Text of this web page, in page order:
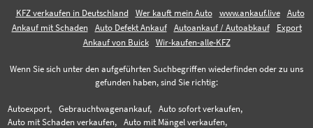
KFZ verkaufen in Deutschland Wer kauft mein Auto www.ankauf.live
Auto
Ankauf mit Schaden
Auto Defekt Ankauf Autoankauf / Autoabkauf
Export
Ankauf von Buick
Wir-kaufen-alle-KFZ
Wenn Sie sich unter den aufgeführten Suchbegriffen wiederfinden oder zu uns
gefunden haben, sind Sie richtig:
Autoexport, Gebrauchtwagenankauf,
Auto sofort verkaufen,
Auto mit Schaden verkaufen,
Auto mit Mängel verkaufen,